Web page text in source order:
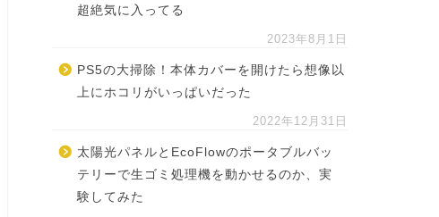
超絶気に入ってる
2023年8月1日
PS5の大掃除！本体カバーを開けたら想像以
上にホコリがいっぱいだった
2022年12月31日
太陽光パネルとEcoFlowのポータブルバッ
テリーで生ゴミ処理機を動かせるのか、実
験してみた